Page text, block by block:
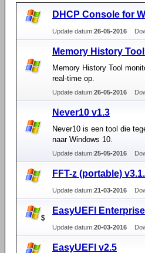
DHCP Console for
Update datum:26-05-2016
Memory History
Memory History Tool
real-time op.
Update datum:26-05-2016
Never10 v1.3
Never10 is een tool die
naar Windows 10.
Update datum:25-05-2016
FFT-z (portable)
Update datum:21-03-2016
EasyUEFI
Update datum:20-03-2016
EasyUEFI v2.5